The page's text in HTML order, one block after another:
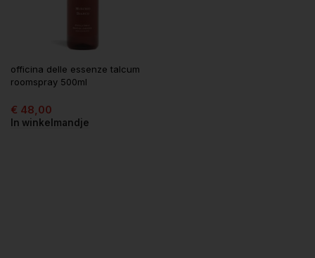
officina delle essenze talcum
roomspray 500ml
€ 48,00
In winkelmandje